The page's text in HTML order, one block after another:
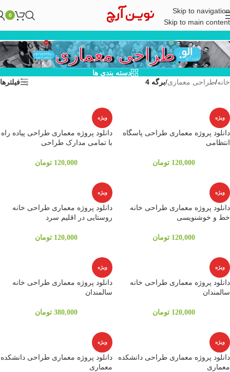
Skip to navigation
Skip to main content
0
طراحی معماری
دسته بندی ها
خانه/طراحی معماری/برگه 4 فیلترها
ویژه
دانلود پروژه معماری طراحی پاسگاه
انتظامی
120,000 تومان
ویژه
دانلود پروژه معماری طراحی پیاده راه
با تمامی مدارک طراحی
120,000 تومان
ویژه
دانلود پروژه معماری طراحی خانه
خط و خوشنویسی
120,000 تومان
ویژه
دانلود پروژه معماری طراحی خانه
روستایی در اقلیم سرد
120,000 تومان
ویژه
دانلود پروژه معماری طراحی خانه
سالمندان
120,000 تومان
ویژه
دانلود پروژه معماری طراحی خانه
سالمندان
380,000 تومان
ویژه
دانلود پروژه معماری طراحی دانشکده
معماری
ویژه
دانلود پروژه معماری طراحی دانشکده
معماری